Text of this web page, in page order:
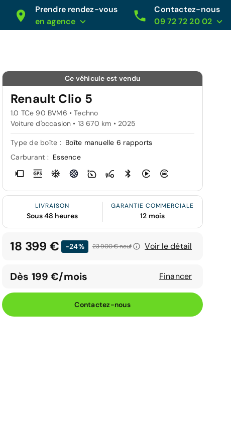
Prendre rendez-vous
en agence
Contactez-nous
09 72 72 20 02
Ce véhicule est vendu
Renault Clio 5
1.0 TCe 90 BVM6 • Techno
Voiture d'occasion • 13 670 km • 2025
Type de boîte : Boîte manuelle 6 rapports
Carburant : Essence
LIVRAISON
Sous 48 heures
GARANTIE COMMERCIALE
12 mois
18 399 € -24% 23 900 €neuf Voir le détail
Dès 199 €/mois Financer
Contactez-nous